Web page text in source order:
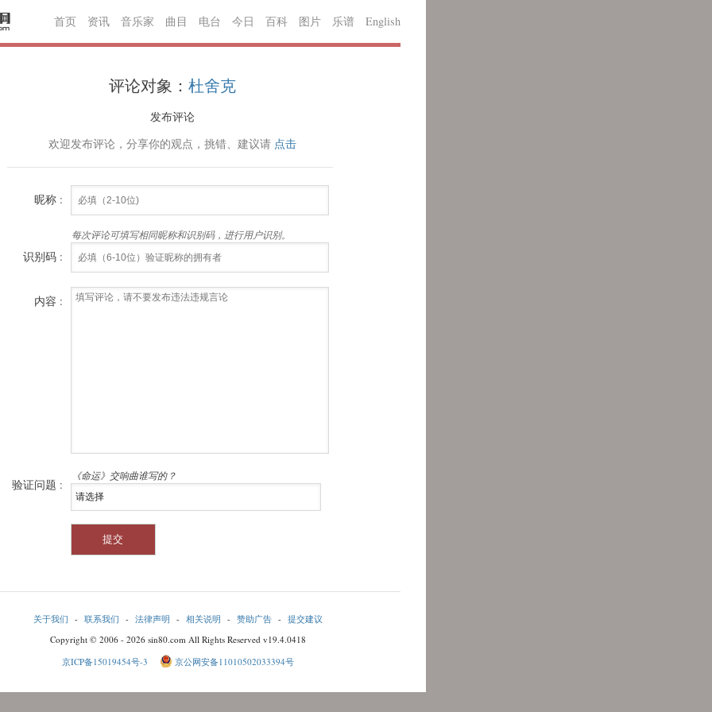
首页 资讯 音乐家 曲目 电台 今日 百科 图片 乐谱 English
评论对象： 杜舍克
发布评论
欢迎发布评论，分享你的观点，挑错、建议请 点击
昵称 :
每次评论可填写相同昵称和识别码，进行用户识别。
识别码 :
内容 :
验证问题 :
《命运》交响曲谁写的？
关于我们 - 联系我们 - 法律声明 - 相关说明 - 赞助广告 - 提交建议
Copyright © 2006 - 2026 sin80.com All Rights Reserved v19.4.0418
京ICP备15019454号-3
京公网安备11010502033394号